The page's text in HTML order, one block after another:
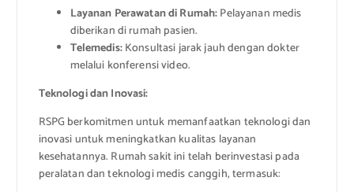
Layanan Perawatan di Rumah:Pelayanan medis
diberikan di rumah pasien.
Telemedis:Konsultasi jarak jauh dengan dokter
melalui konferensi video.
Teknologi dan Inovasi:
RSPG berkomitmen untuk memanfaatkan teknologi dan
inovasi untuk meningkatkan kualitas layanan
kesehatannya. Rumah sakit ini telah berinvestasi pada
peralatan dan teknologi medis canggih, termasuk: